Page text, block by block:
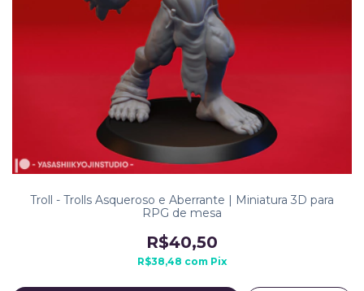
Troll - Trolls Asqueroso e Aberrante | Miniatura 3D para
RPG de mesa
R$40,50
R$38,48 com Pix